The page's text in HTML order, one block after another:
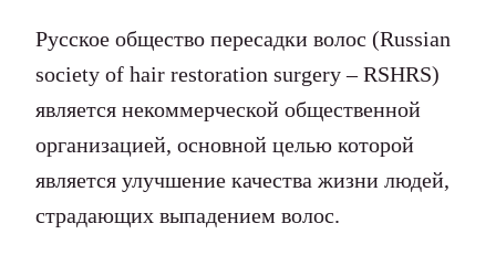
Русское общество пересадки волос (Russian
society оf hair restoration surgery – RSHRS)
является некоммерческой общественной
организацией, основной целью которой
является улучшение качества жизни людей,
страдающих выпадением волос.